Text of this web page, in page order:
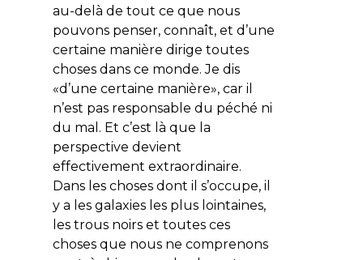
au-delà de tout ce que nous
pouvons penser, connaît, et d’une
certaine manière dirige toutes
choses dans ce monde. Je dis
«d’une certaine manière», car il
n’est pas responsable du péché ni
du mal. Et c’est là que la
perspective devient
effectivement extraordinaire.
Dans les choses dont il s’occupe, il
y a les galaxies les plus lointaines,
les trous noirs et toutes ces
choses que nous ne comprenons